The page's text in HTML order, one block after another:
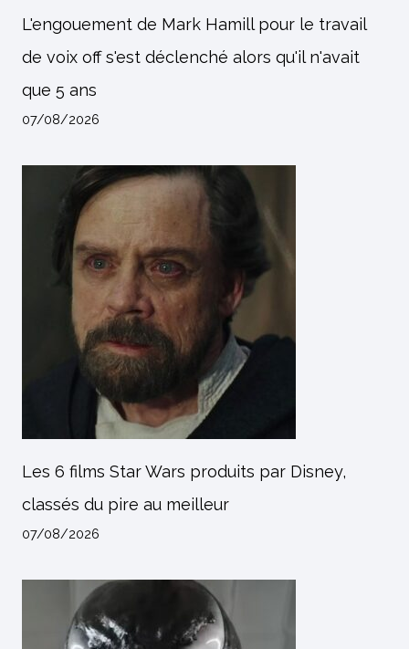
L'engouement de Mark Hamill pour le travail
de voix off s'est déclenché alors qu'il n'avait
que 5 ans
07/08/2026
Les 6 films Star Wars produits par Disney,
classés du pire au meilleur
07/08/2026